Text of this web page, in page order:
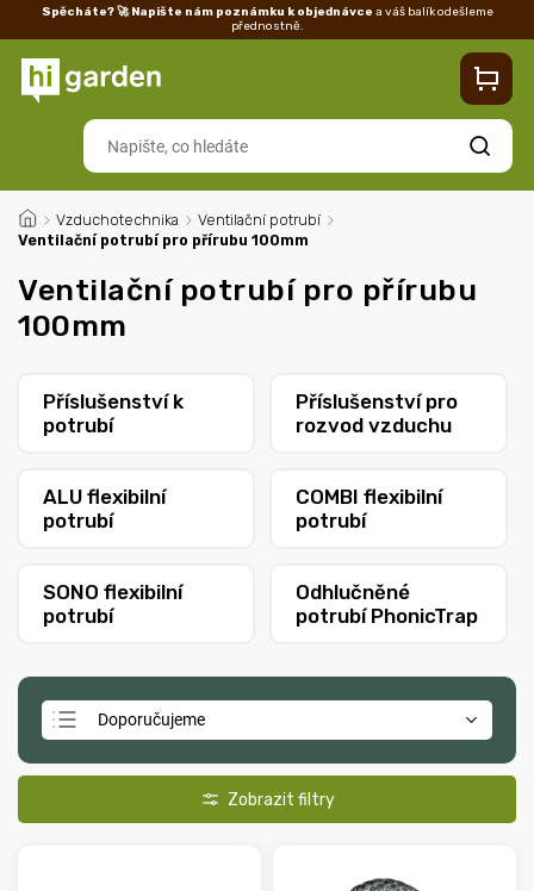
Spěcháte? 🚀 Napište nám poznámku k objednávce a váš balík odešleme
přednostně.
Vrácení/reklamace
Hledat
/ Vzduchotechnika / Ventilační potrubí /
Ventilační potrubí pro přírubu 100mm
Ventilační potrubí pro přírubu
100mm
Příslušenství k
potrubí
Příslušenství pro
rozvod vzduchu
ALU flexibilní
potrubí
COMBI flexibilní
potrubí
SONO flexibilní
potrubí
Odhlučněné
potrubí PhonicTrap
Doporučujeme